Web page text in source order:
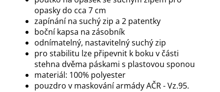
opasky do cca 7 cm
zapínání na suchý zip a 2 patentky
boční kapsa na zásobník
odnímatelný, nastavitelný suchý zip
pro stabilitu lze připevnit k boku v části
stehna dvěma páskami s plastovou sponou
materiál: 100% polyester
pouzdro v maskování armády AČR - Vz.95.